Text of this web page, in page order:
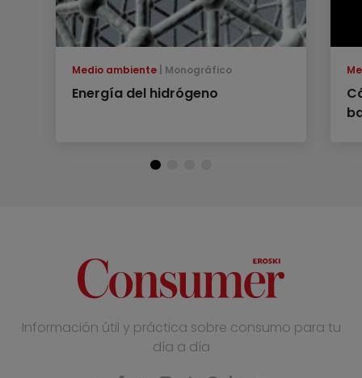
Medio ambiente Monográfico
Energía del hidrógeno
Información útil y práctica sobre consumo para tu
día a día